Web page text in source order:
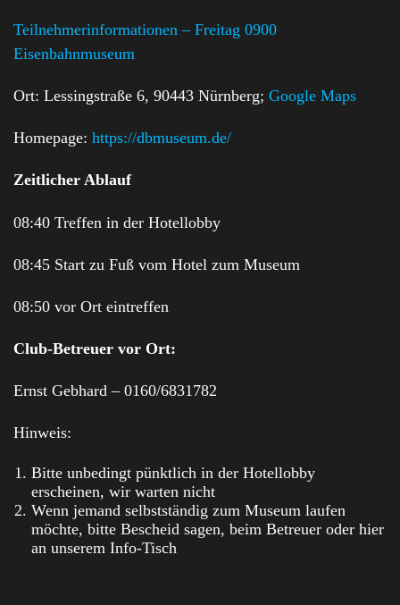
Teilnehmerinformationen – Freitag 0900
Eisenbahnmuseum
Ort: Lessingstraße 6, 90443 Nürnberg; Google Maps
Homepage: https://dbmuseum.de/
Zeitlicher Ablauf
08:40 Treffen in der Hotellobby
08:45 Start zu Fuß vom Hotel zum Museum
08:50 vor Ort eintreffen
Club-Betreuer vor Ort:
Ernst Gebhard – 0160/6831782
Hinweis:
Bitte unbedingt pünktlich in der Hotellobby
erscheinen, wir warten nicht
Wenn jemand selbstständig zum Museum laufen
möchte, bitte Bescheid sagen, beim Betreuer oder hier
an unserem Info-Tisch